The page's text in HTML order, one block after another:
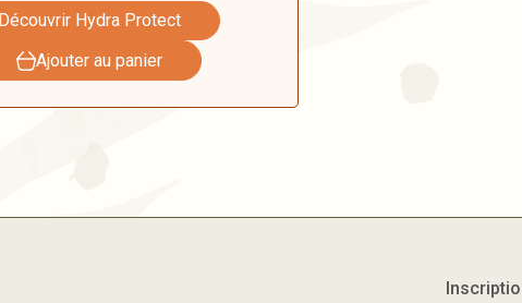
Découvrir Hydra Protect
Ajouter au panier